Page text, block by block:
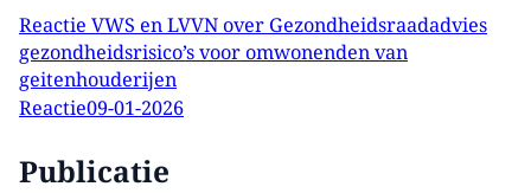
Reactie VWS en LVVN over Gezondheidsraadadvies
gezondheidsrisico’s voor omwonenden van
geitenhouderijen
Reactie09-01-2026
Publicatie